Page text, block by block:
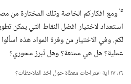
١٥ومع افكاركم الخاصة وتلك المختارة من
استعداد لاختيار افضل النقاط التي يمكن
لكم.‏ وفي الاختيار من وفرة المواد هذه
عملية؟‏ هل هي ممتعة؟‏ وهل تُبرز محوري؟‏
١٦،‏ ١٧ اية اقتراحات معطاة حول اخذ الملاحظات؟‏